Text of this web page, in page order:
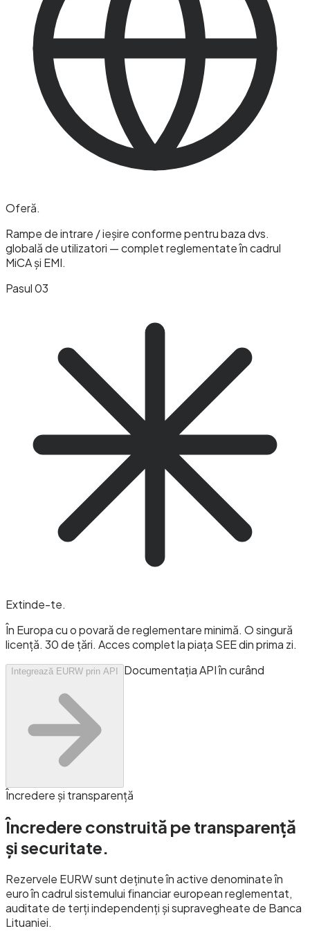
Oferă.
Rampe de intrare / ieșire conforme pentru baza dvs.
globală de utilizatori — complet reglementate în cadrul
MiCA și EMI.
Pasul 03
Extinde-te.
În Europa cu o povară de reglementare minimă. O singură
licență. 30 de țări. Acces complet la piața SEE din prima zi.
Integrează EURW prin API Documentația API în curând
Încredere și transparență
Încredere construită pe transparență
șisecuritate.
Rezervele EURW sunt deținute în active denominate în
euro în cadrul sistemului financiar european reglementat,
auditate de terți independenți și supravegheate de Banca
Lituaniei.